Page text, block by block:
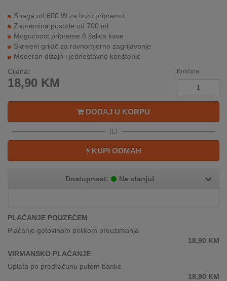
NALOG
AKCIJE
BRENDOVI
NOVO
U
KONTAKT
SERVIS
NAMA
Snaga od 600 W za brzu pripremu
Zapremina posude od 700 ml
Mogućnost pripreme 6 šalica kave
Skriveni grijač za ravnomjerno zagrijavanje
Moderan dizajn i jednostavno korištenje
Cijena:
18,90 KM
Količina
DODAJ U KORPU
ILI
KUPI ODMAH
Dostupnost: Na stanju!
PLAĆANJE POUZEĆEM
Plaćanje gotovinom prilikom preuzimanja
18,90 KM
VIRMANSKO PLAĆANJE
Uplata po predračunu putem banke
18,90 KM